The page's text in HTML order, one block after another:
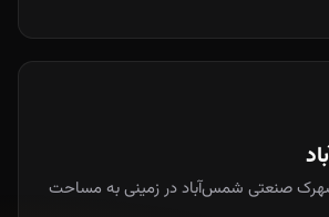
صنعتی شمس‌آباد در زمینی به مساحت